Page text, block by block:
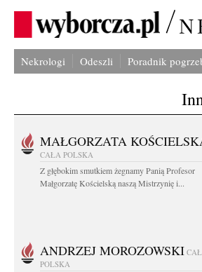
Nekrologi Odeszli Poradnik
MAŁGORZATA
CAŁA POLSKA
Z głębokim smutkiem żegnamy Panią Profesor
Małgorzatę Kościelską naszą Mistrzynię i...
ANDRZEJ MOROZOWSKI
POLSKA